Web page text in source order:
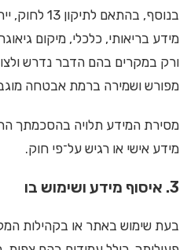
בנוסף, בהתאם לתיקון 13 לחוק, ייתכן כי ייאסף
מידע בריאותי, כלכלי, מיקום
ורק במקרים בהם הדבר נדרש
מפורש ושמירה ברמת אבטחה
מסירת המידע תלויה בהסכמתך
מידע אישי או רגיש על־פי חוק.
3. איסוף מידע ושימוש בו
בעת שימוש באתר או בקהילות